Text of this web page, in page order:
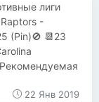
лиги
-
(Pin)🚫 📆23
22 Янв 2019